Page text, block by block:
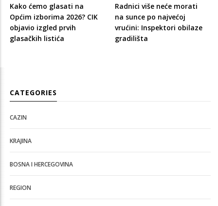
Kako ćemo glasati na
Općim izborima 2026? CIK
objavio izgled prvih
glasačkih listića
Radnici više neće morati
na sunce po najvećoj
vrućini: Inspektori obilaze
gradilišta
CATEGORIES
CAZIN
KRAJINA
BOSNA I HERCEGOVINA
REGION